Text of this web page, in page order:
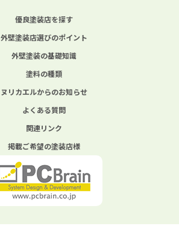
優良塗装店を探す
外壁塗装店選びのポイント
外壁塗装の基礎知識
塗料の種類
ヌリカエルからのお知らせ
よくある質問
関連リンク
掲載ご希望の塗装店様